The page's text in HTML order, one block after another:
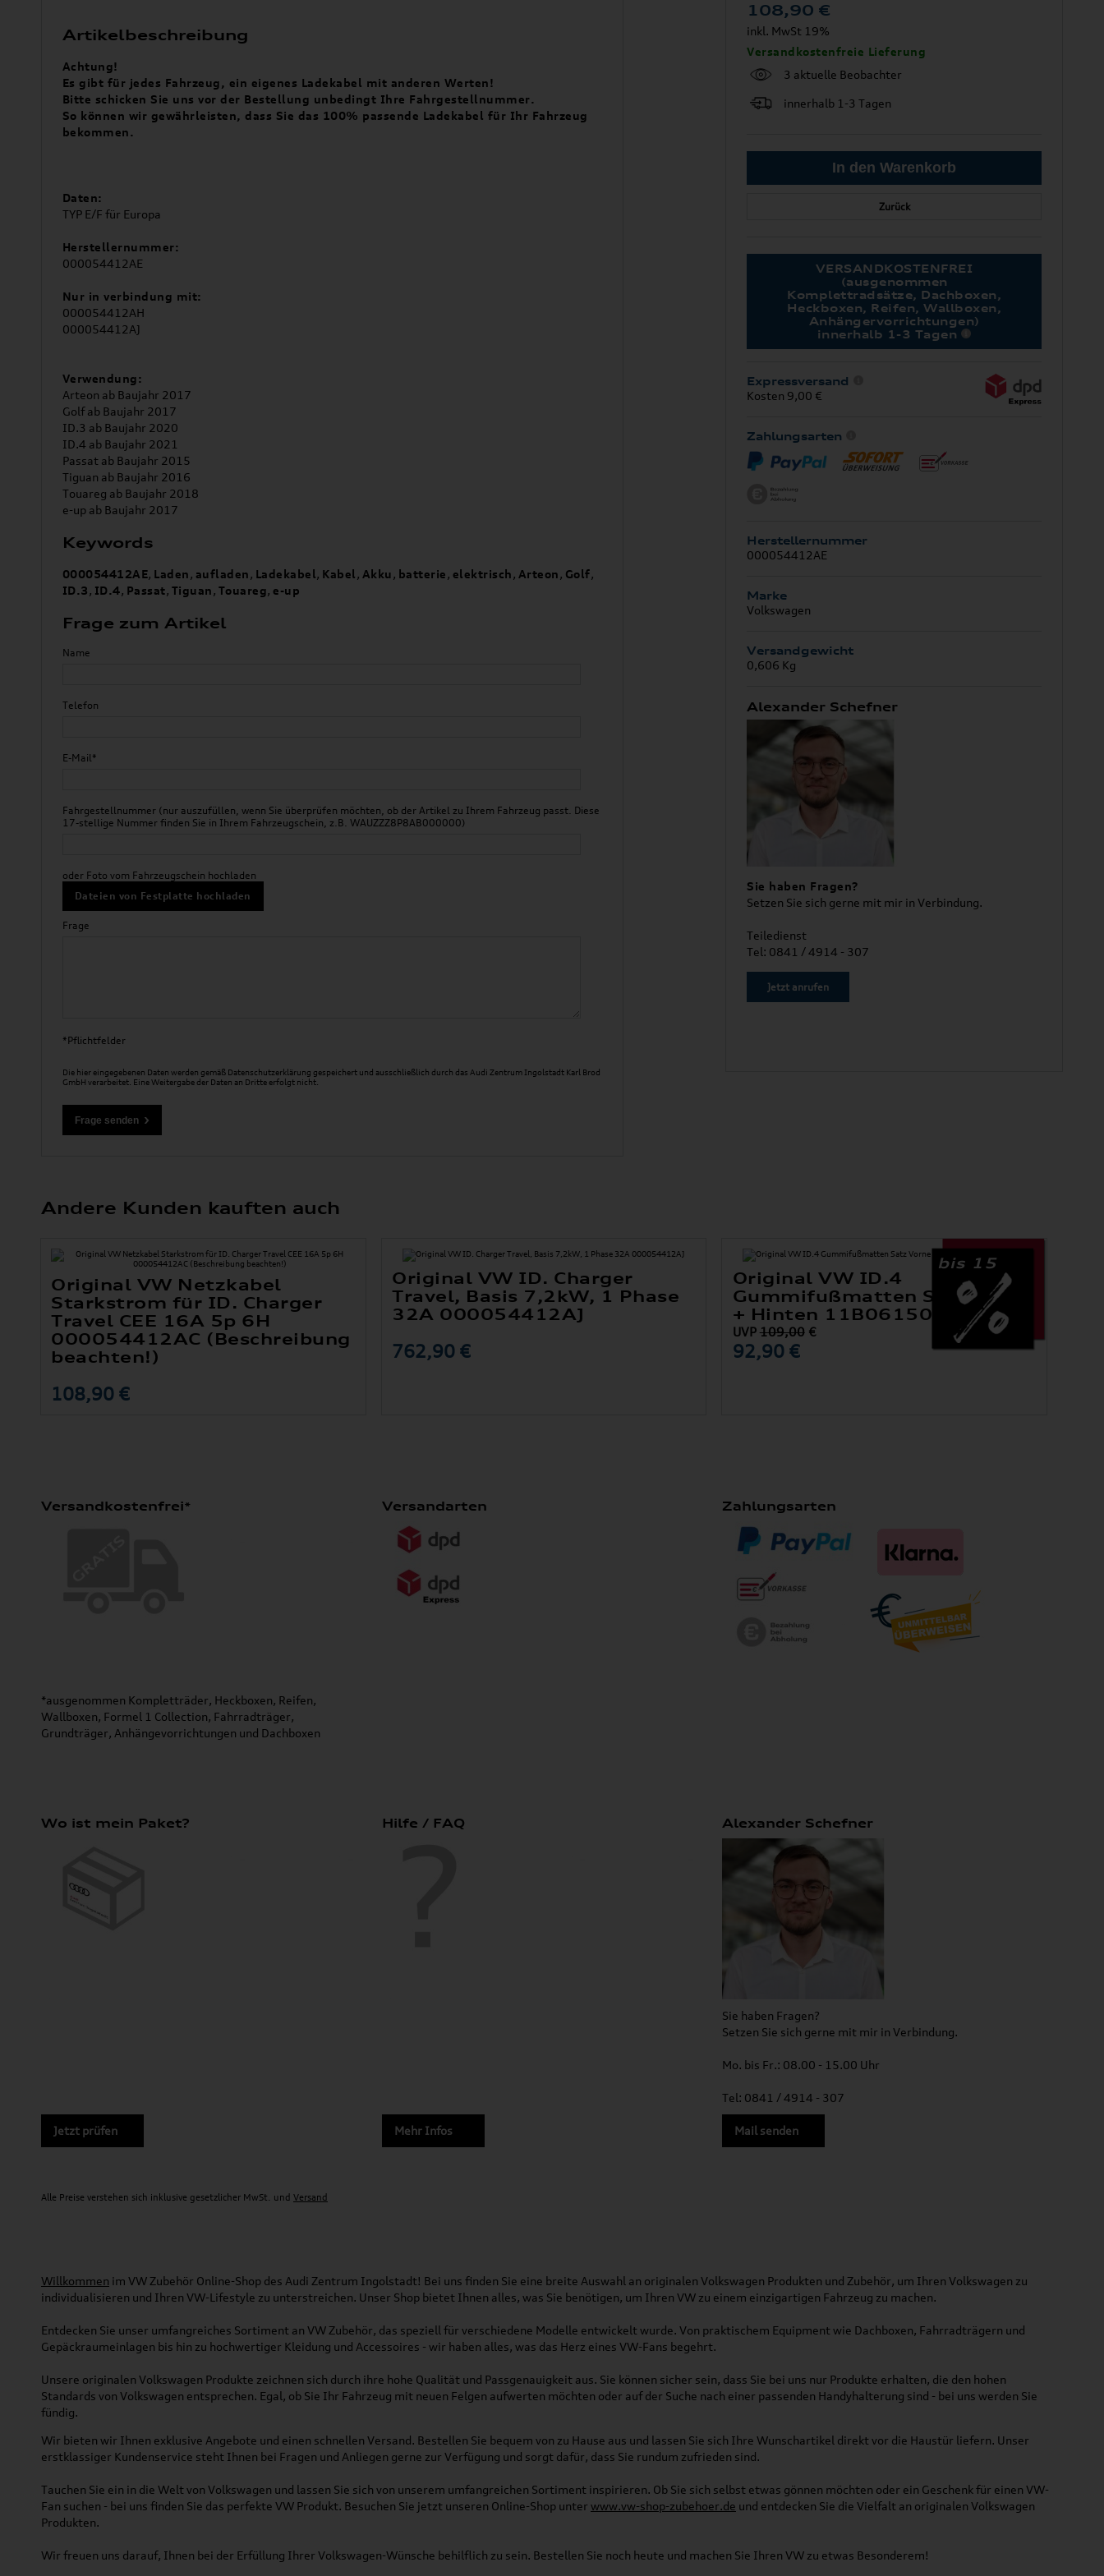
Artikelbeschreibung
Achtung!
Es gibt für jedes Fahrzeug, ein eigenes Ladekabel mit anderen Werten!
Bitte schicken Sie uns vor der Bestellung unbedingt Ihre Fahrgestellnummer.
So können wir gewährleisten, dass Sie das 100% passende Ladekabel für Ihr Fahrzeug
bekommen.
Daten:
TYP E/F für Europa
Herstellernummer:
000054412AE
Nur in verbindung mit:
000054412AH
000054412AJ
Verwendung:
Arteon ab Baujahr 2017
Golf ab Baujahr 2017
ID.3 ab Baujahr 2020
ID.4 ab Baujahr 2021
Passat ab Baujahr 2015
Tiguan ab Baujahr 2016
Touareg ab Baujahr 2018
e-up ab Baujahr 2017
Keywords
000054412AE, Laden, aufladen, Ladekabel, Kabel, Akku, batterie, elektrisch, Arteon, Golf,
ID.3, ID.4, Passat, Tiguan, Touareg, e-up
Frage zum Artikel
Name
Telefon
E-Mail*
Fahrgestellnummer (nur auszufüllen, wenn Sie überprüfen möchten, ob der Artikel zu Ihrem Fahrzeug passt. Diese
17-stellige Nummer finden Sie in Ihrem Fahrzeugschein, z.B. WAUZZZ8P8AB000000)
oder Foto vom Fahrzeugschein hochladen
Dateien von Festplatte hochladen
Frage
*Pflichtfelder
Die hier eingegebenen Daten werden gemäß Datenschutzerklärung gespeichert und ausschließlich durch das Audi Zentrum Ingolstadt Karl Brod
GmbH verarbeitet. Eine Weitergabe der Daten an Dritte erfolgt nicht.
108,90 €
inkl. MwSt 19%
Versandkostenfreie Lieferung
3 aktuelle Beobachter
innerhalb 1-3 Tagen
Zurück
VERSANDKOSTENFREI
(ausgenommen
Komplettradsätze, Dachboxen,
Heckboxen, Reifen, Wallboxen,
Anhängervorrichtungen)
innerhalb 1-3 Tagen
Expressversand
Kosten 9,00 €
Zahlungsarten
Herstellernummer
000054412AE
Marke
Volkswagen
Versandgewicht
0,606 Kg
Alexander Schefner
Sie haben Fragen?
Setzen Sie sich gerne mit mir in Verbindung.
Teiledienst
Tel: 0841 / 4914 - 307
Jetzt anrufen
Andere Kunden kauften auch
Original VW Netzkabel
Starkstrom für ID. Charger
Travel CEE 16A 5p 6H
000054412AC (Beschreibung
beachten!)
108,90 €
Original VW ID. Charger
Travel, Basis 7,2kW, 1 Phase
32A 000054412AJ
762,90 €
bis 15
Original VW ID.4
Gummifußmatten Satz Vorne
+ Hinten 11B061500 82V
UVP 109,00€
92,90 €
Versandkostenfrei*
*ausgenommen Kompletträder, Heckboxen, Reifen,
Wallboxen, Formel 1 Collection, Fahrradträger,
Grundträger, Anhängevorrichtungen und Dachboxen
Versandarten Zahlungsarten
Wo ist mein Paket?
Jetzt prüfen
Hilfe / FAQ
Mehr Infos
Alexander Schefner
Sie haben Fragen?
Setzen Sie sich gerne mit mir in Verbindung.
Mo. bis Fr.: 08.00 - 15.00 Uhr
Tel: 0841 / 4914 - 307
Mail senden
Alle Preise verstehen sich inklusive gesetzlicher MwSt. und Versand
Willkommen im VW Zubehör Online-Shop des Audi Zentrum Ingolstadt! Bei uns finden Sie eine breite Auswahl an originalen Volkswagen Produkten und Zubehör, um Ihren Volkswagen zu
individualisieren und Ihren VW-Lifestyle zu unterstreichen. Unser Shop bietet Ihnen alles, was Sie benötigen, um Ihren VW zu einem einzigartigen Fahrzeug zu machen.
Entdecken Sie unser umfangreiches Sortiment an VW Zubehör, das speziell für verschiedene Modelle entwickelt wurde. Von praktischem Equipment wie Dachboxen, Fahrradträgern und
Gepäckraumeinlagen bis hin zu hochwertiger Kleidung und Accessoires - wir haben alles, was das Herz eines VW-Fans begehrt.
Unsere originalen Volkswagen Produkte zeichnen sich durch ihre hohe Qualität und Passgenauigkeit aus. Sie können sicher sein, dass Sie bei uns nur Produkte erhalten, die den hohen
Standards von Volkswagen entsprechen. Egal, ob Sie Ihr Fahrzeug mit neuen Felgen aufwerten möchten oder auf der Suche nach einer passenden Handyhalterung sind - bei uns werden Sie
fündig.
Wir bieten wir Ihnen exklusive Angebote und einen schnellen Versand. Bestellen Sie bequem von zu Hause aus und lassen Sie sich Ihre Wunschartikel direkt vor die Haustür liefern. Unser
erstklassiger Kundenservice steht Ihnen bei Fragen und Anliegen gerne zur Verfügung und sorgt dafür, dass Sie rundum zufrieden sind.
Tauchen Sie ein in die Welt von Volkswagen und lassen Sie sich von unserem umfangreichen Sortiment inspirieren. Ob Sie sich selbst etwas gönnen möchten oder ein Geschenk für einen VW-
Fan suchen - bei uns finden Sie das perfekte VW Produkt. Besuchen Sie jetzt unseren Online-Shop unter www.vw-shop-zubehoer.de und entdecken Sie die Vielfalt an originalen Volkswagen
Produkten.
Wir freuen uns darauf, Ihnen bei der Erfüllung Ihrer Volkswagen-Wünsche behilflich zu sein. Bestellen Sie noch heute und machen Sie Ihren VW zu etwas Besonderem!